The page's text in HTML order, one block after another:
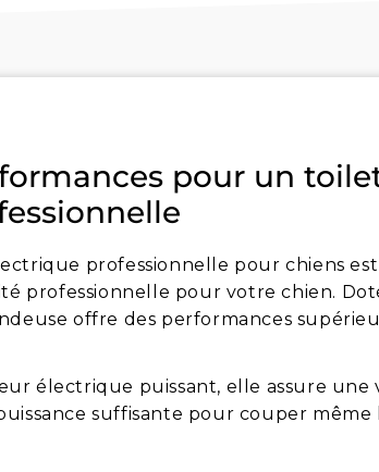
pour un
professionnelle pour chiens
professionnelle pour votre chien.
offre des performances
électrique puissant, elle assure une
suffisante pour couper même